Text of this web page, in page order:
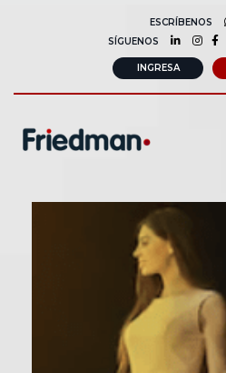
ESCRÍBENOS
SÍGUENOS
INGRESA
CONSULTORÍA CORPORATIVA
COMUNIDAD FRIEDMAN
SOBRE NOSOTROS